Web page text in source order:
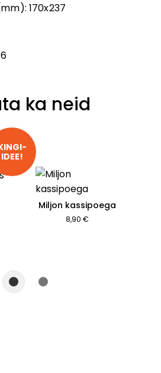
170x237
ka neid
IDEE!
Miljon kassipoega
8,90 €